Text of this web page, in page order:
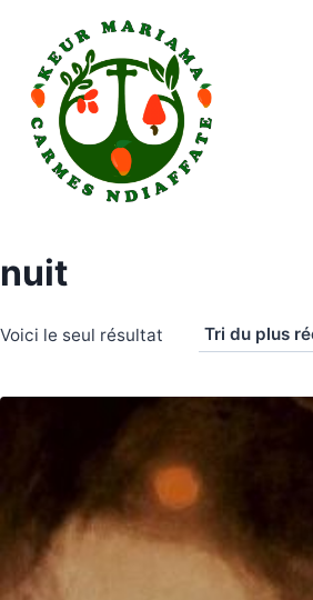
contenu
nuit
Voici le seul résultat